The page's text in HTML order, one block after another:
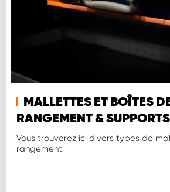
MALLETTES ET BOÎTES
RANGEMENT & SUPPORTS
Vous trouverez ici divers types de
rangement